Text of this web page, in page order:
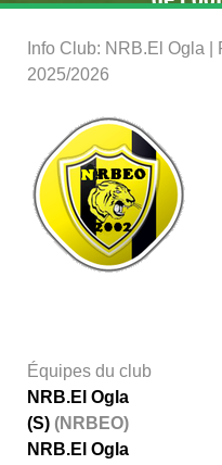
Info Club: NRB.El Ogla
2025/2026
Équipes du club
NRB.El Ogla
(S) (NRBEO)
NRB.El Ogla